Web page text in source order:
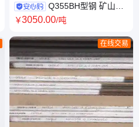
Q355BH型钢 矿山支
护用 盈日钢铁BCSZ794595 安
￥3050.00/吨
在线交易